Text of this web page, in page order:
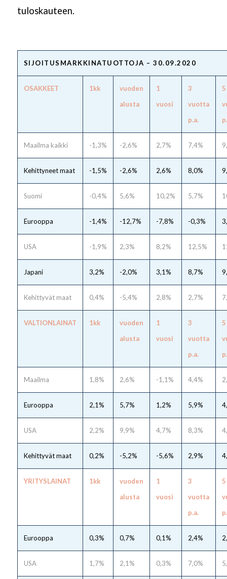
tuloskauteen.
SIJOITUSMARKKINATUOTTOJA – 30.09.2020
OSAKKEET 1kk
vuoden
alusta
1
vuosi
3
vuotta
p.a.
5
Maailma kaikki -1,3% -2,6% 2,7% 7,4%
Kehittyneet maat -1,5% -2,6% 2,6% 8,0%
Suomi -0,4% 5,6% 10,2% 5,7%
Eurooppa -1,4% -12,7% -7,8% -0,3%
USA -1,9% 2,3% 8,2% 12,5%
Japani 3,2% -2,0% 3,1% 8,7%
Kehittyvät maat 0,4% -5,4% 2,8% 2,7%
VALTIONLAINAT 1kk
vuoden
alusta
1
vuosi
3
vuotta
p.a.
5
Maailma 1,8% 2,6% -1,1% 4,4%
Eurooppa 2,1% 5,7% 1,2% 5,9%
USA 2,2% 9,9% 4,7% 8,3%
Kehittyvät maat 0,2% -5,2% -5,6% 2,9%
YRITYSLAINAT 1kk
vuoden
alusta
1
vuosi
3
vuotta
p.a.
5
Eurooppa 0,3% 0,7% 0,1% 2,4%
USA 1,7% 2,1% 0,3% 7,0%